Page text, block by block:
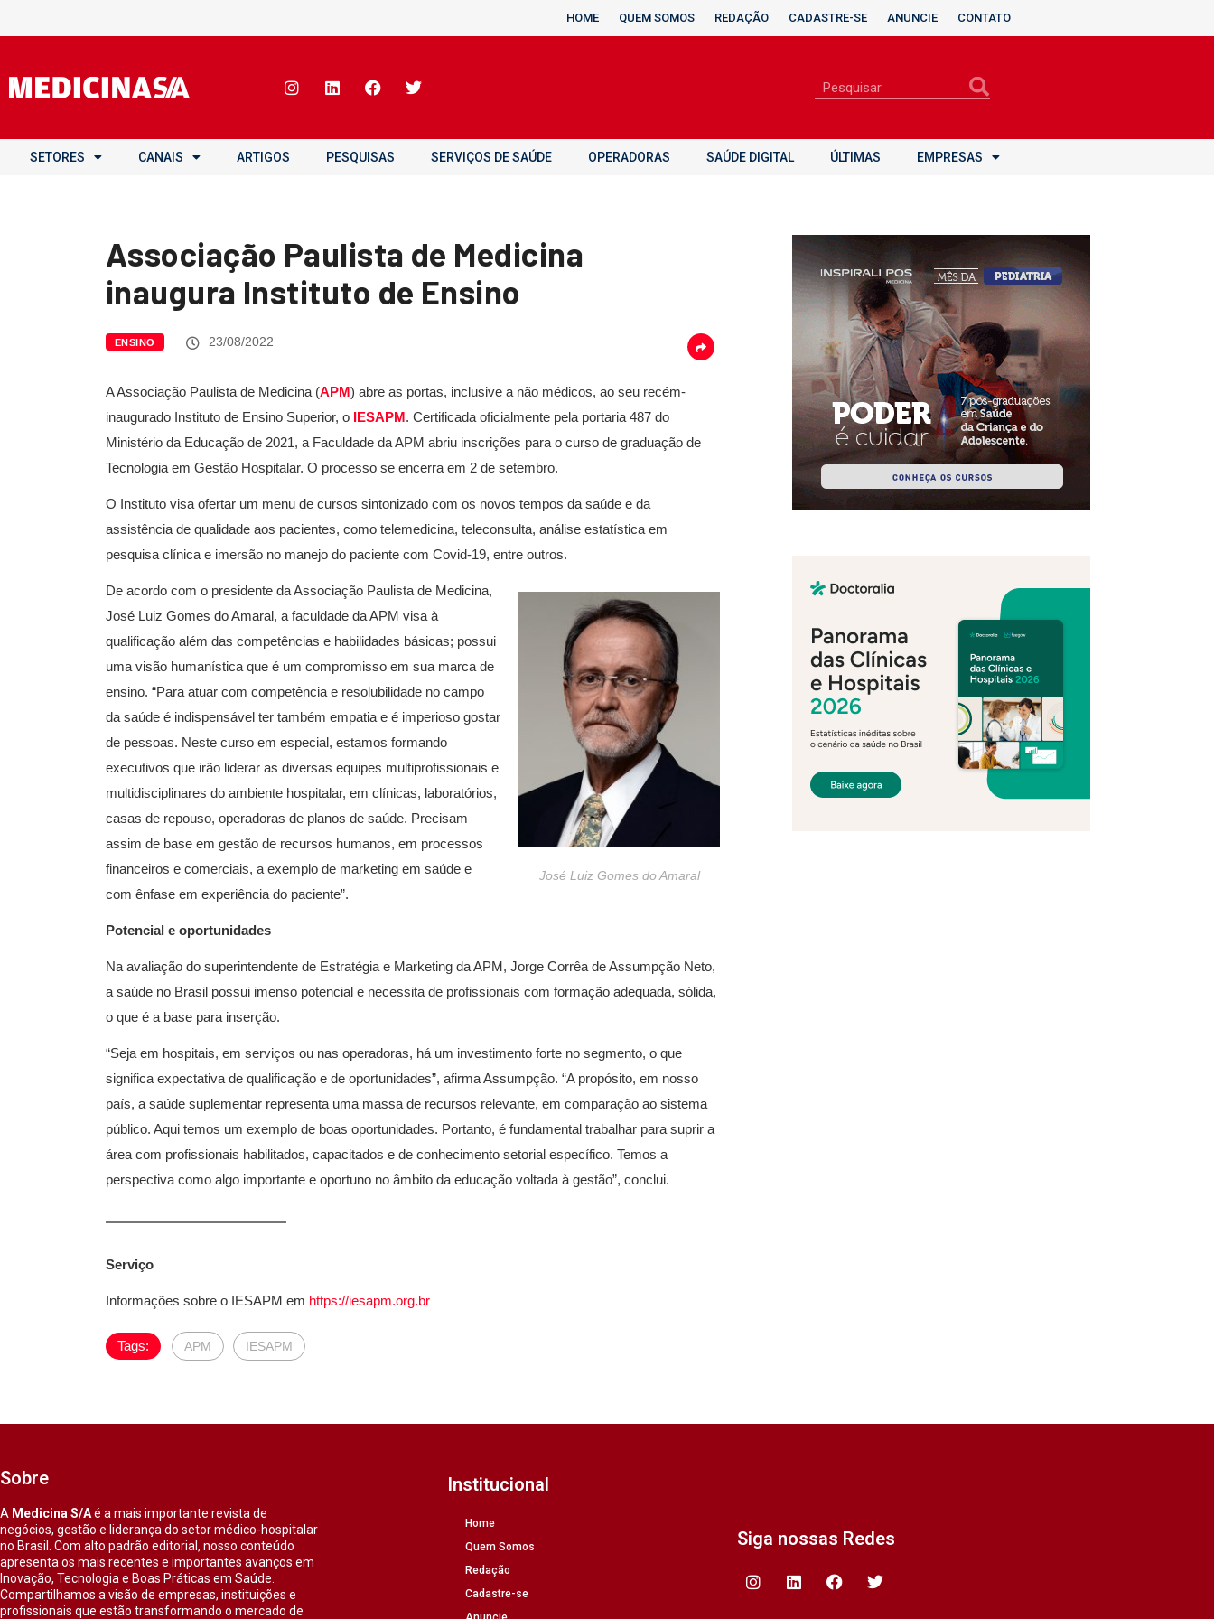
HOME QUEM SOMOS REDAÇÃO CADASTRE-SE ANUNCIE CONTATO
SETORES CANAIS ARTIGOS PESQUISAS SERVIÇOS DE SAÚDE OPERADORAS SAÚDE DIGITAL ÚLTIMAS EMPRESAS
Associação Paulista de Medicina
inaugura Instituto de Ensino
ENSINO 23/08/2022
A Associação Paulista de Medicina (APM) abre as portas, inclusive a não médicos, ao seu recém-
inaugurado Instituto de Ensino Superior, o IESAPM. Certificada oficialmente pela portaria 487 do
Ministério da Educação de 2021, a Faculdade da APM abriu inscrições para o curso de graduação de
Tecnologia em Gestão Hospitalar. O processo se encerra em 2 de setembro.
O Instituto visa ofertar um menu de cursos sintonizado com os novos tempos da saúde e da
assistência de qualidade aos pacientes, como telemedicina, teleconsulta, análise estatística em
pesquisa clínica e imersão no manejo do paciente com Covid-19, entre outros.
José Luiz Gomes do Amaral
De acordo com o presidente da Associação Paulista de Medicina,
José Luiz Gomes do Amaral, a faculdade da APM visa à
qualificação além das competências e habilidades básicas; possui
uma visão humanística que é um compromisso em sua marca de
ensino. “Para atuar com competência e resolubilidade no campo
da saúde é indispensável ter também empatia e é imperioso gostar
de pessoas. Neste curso em especial, estamos formando
executivos que irão liderar as diversas equipes multiprofissionais e
multidisciplinares do ambiente hospitalar, em clínicas, laboratórios,
casas de repouso, operadoras de planos de saúde. Precisam
assim de base em gestão de recursos humanos, em processos
financeiros e comerciais, a exemplo de marketing em saúde e
com ênfase em experiência do paciente”.
Potencial e oportunidades
Na avaliação do superintendente de Estratégia e Marketing da APM, Jorge Corrêa de Assumpção Neto,
a saúde no Brasil possui imenso potencial e necessita de profissionais com formação adequada, sólida,
o que é a base para inserção.
“Seja em hospitais, em serviços ou nas operadoras, há um investimento forte no segmento, o que
significa expectativa de qualificação e de oportunidades”, afirma Assumpção. “A propósito, em nosso
país, a saúde suplementar representa uma massa de recursos relevante, em comparação ao sistema
público. Aqui temos um exemplo de boas oportunidades. Portanto, é fundamental trabalhar para suprir a
área com profissionais habilitados, capacitados e de conhecimento setorial específico. Temos a
perspectiva como algo importante e oportuno no âmbito da educação voltada à gestão”, conclui.
Serviço
Informações sobre o IESAPM em https://iesapm.org.br
Tags: APM IESAPM
Sobre
A Medicina S/Aé a mais importante revista de
negócios, gestão e liderança do setor médico-hospitalar
no Brasil. Com alto padrão editorial, nosso conteúdo
apresenta os mais recentes e importantes avanços em
Inovação, Tecnologia e Boas Práticas em Saúde.
Compartilhamos a visão de empresas, instituições e
profissionais que estão transformando o mercado de
Institucional
Home
Quem Somos
Redação
Cadastre-se
Siga nossas Redes